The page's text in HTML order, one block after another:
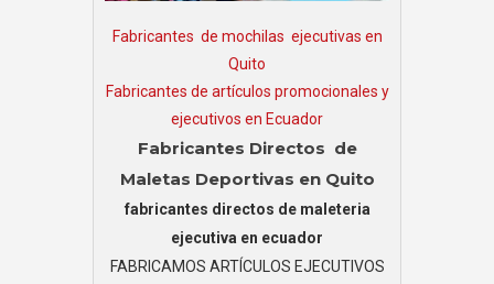
Fabricantes de mochilas ejecutivas en
Quito
Fabricantes de artículos promocionales y
ejecutivos en Ecuador
Fabricantes Directos de
Maletas Deportivas en Quito
fabricantes directos de maleteria
ejecutiva en ecuador
FABRICAMOS ARTÍCULOS EJECUTIVOS